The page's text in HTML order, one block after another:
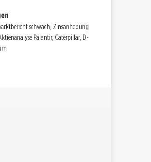
schwach, Zinsanhebung
Palantir, Caterpillar, D-